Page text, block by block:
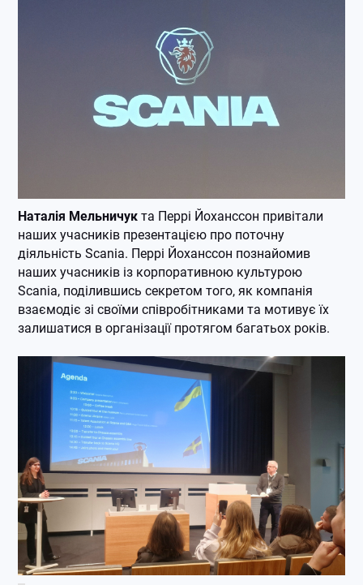
Наталія Мельничук та Перрі Йоханссон привітали
наших учасників презентацією про поточну
діяльність Scania. Перрі Йоханссон познайомив
наших учасників із корпоративною культурою
Scania, поділившись секретом того, як компанія
взаємодіє зі своїми співробітниками та мотивує їх
залишатися в організації протягом багатьох років.